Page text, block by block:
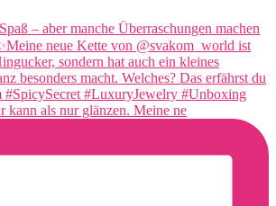
kann als nur glänzen. Meine ne